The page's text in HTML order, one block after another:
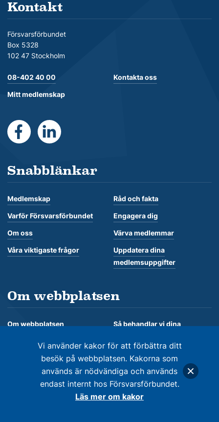
Vi använder kakor för att förbättra ditt
besök på webbplatsen. Kakorna som
används är nödvändiga och används
endast internt hos Försvarsförbundet.
Läs mer om kakor
Kontakt
Försvarsförbundet
Box 5328
102 47 Stockholm
08-402 40 00
Mitt medlemskap
Kontakta oss
https://www.facebook.com/Forsvarsforbundet
https://se.linkedin.com/company/
Snabblänkar
Medlemskap
Varför Försvarsförbundet
Om oss
Våra viktigaste frågor
Råd och fakta
Engagera dig
Värva medlemmar
Uppdatera dina
medlemsuppgifter
Om webbplatsen
Om webbplatsen
Om kakor
Så behandlar vi dina
© Försvarsförbundet 2026. Alla rättigheter förbehålles